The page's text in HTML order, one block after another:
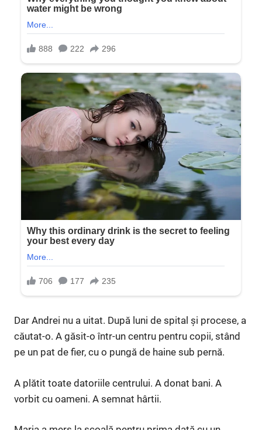
Dar Andrei nu a uitat. După luni de spital și procese, a
căutat-o. A găsit-o într-un centru pentru copii, stând
pe un pat de fier, cu o pungă de haine sub pernă.
A plătit toate datoriile centrului. A donat bani. A
vorbit cu oameni. A semnat hârtii.